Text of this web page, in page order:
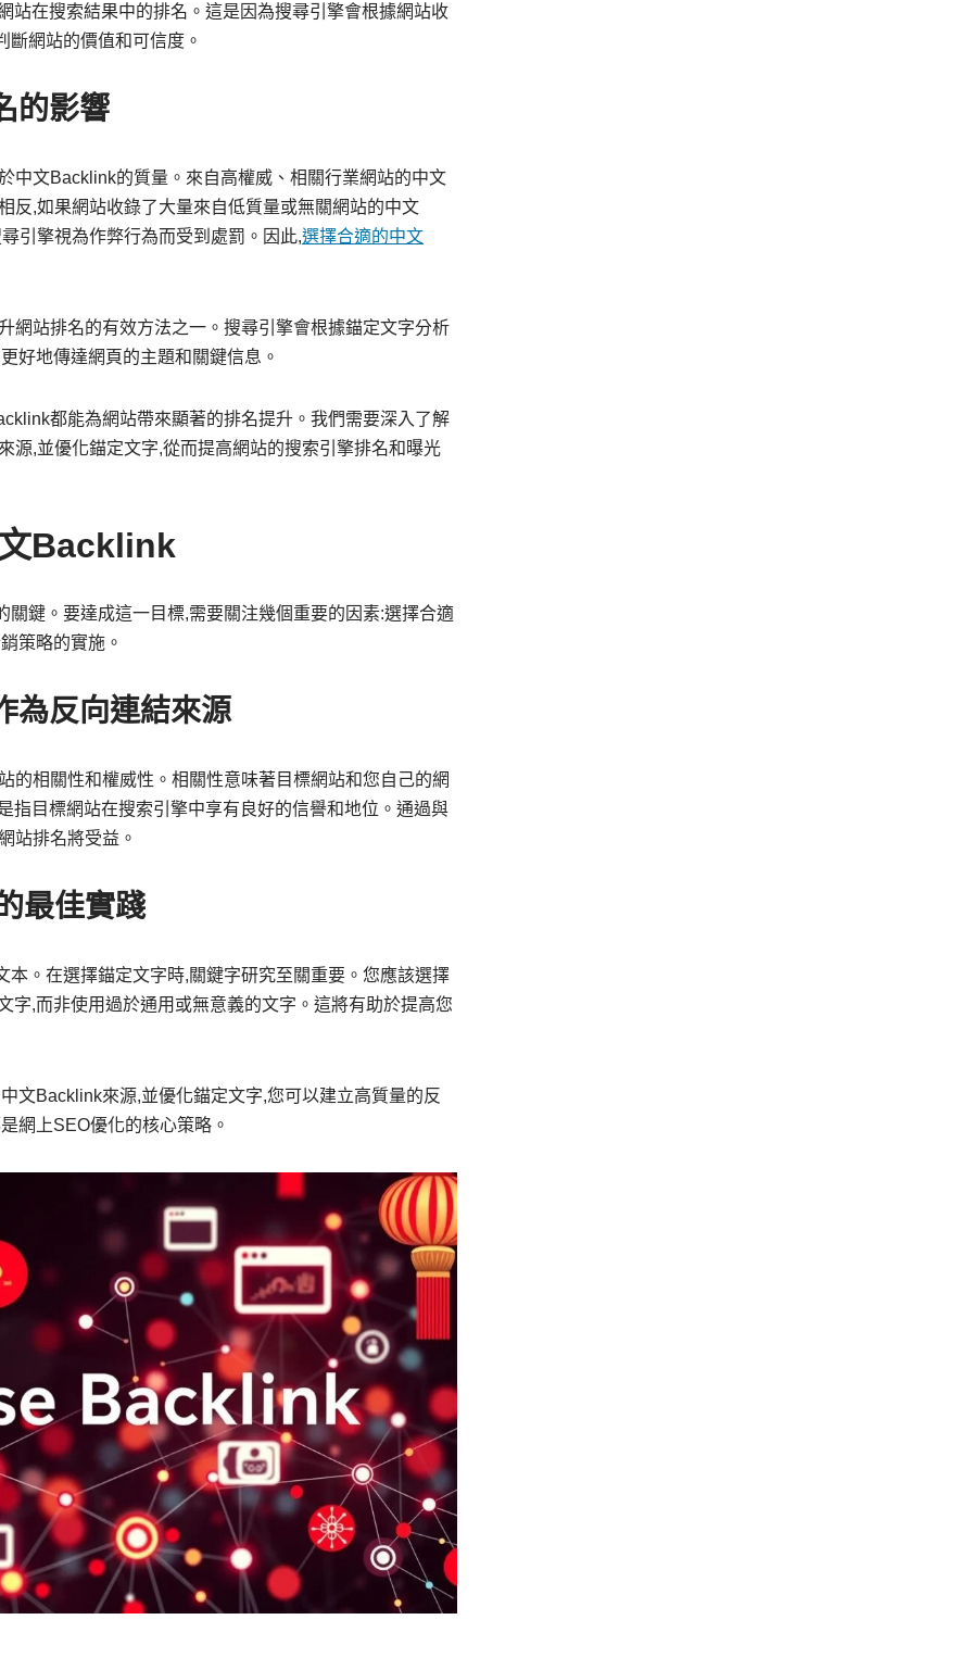
站在搜索結果中的排名。這是因為搜尋引擎會根據網站收
網站的價值和可信度。
的影響
中文Backlink的質量。來自高權威、相關行業網站的中文
反,如果網站收錄了大量來自低質量或無關網站的中文
引擎視為作弊行為而受到處罰。因此,選擇合適的中文
網站排名的有效方法之一。搜尋引擎會根據錨定文字分析
好地傳達網頁的主題和關鍵信息。
都能為網站帶來顯著的排名提升。我們需要深入了解
源,並優化錨定文字,從而提高網站的搜索引擎排名和曝光
Backlink
鍵。要達成這一目標,需要關注幾個重要的因素:選擇合適
策略的實施。
為反向連結來源
的相關性和權威性。相關性意味著目標網站和您自己的網
指目標網站在搜索引擎中享有良好的信譽和地位。通過與
站排名將受益。
最佳實踐
。在選擇錨定文字時,關鍵字研究至關重要。您應該選擇
字,而非使用過於通用或無意義的文字。這將有助於提高您
文Backlink來源,並優化錨定文字,您可以建立高質量的反
網上SEO優化的核心策略。